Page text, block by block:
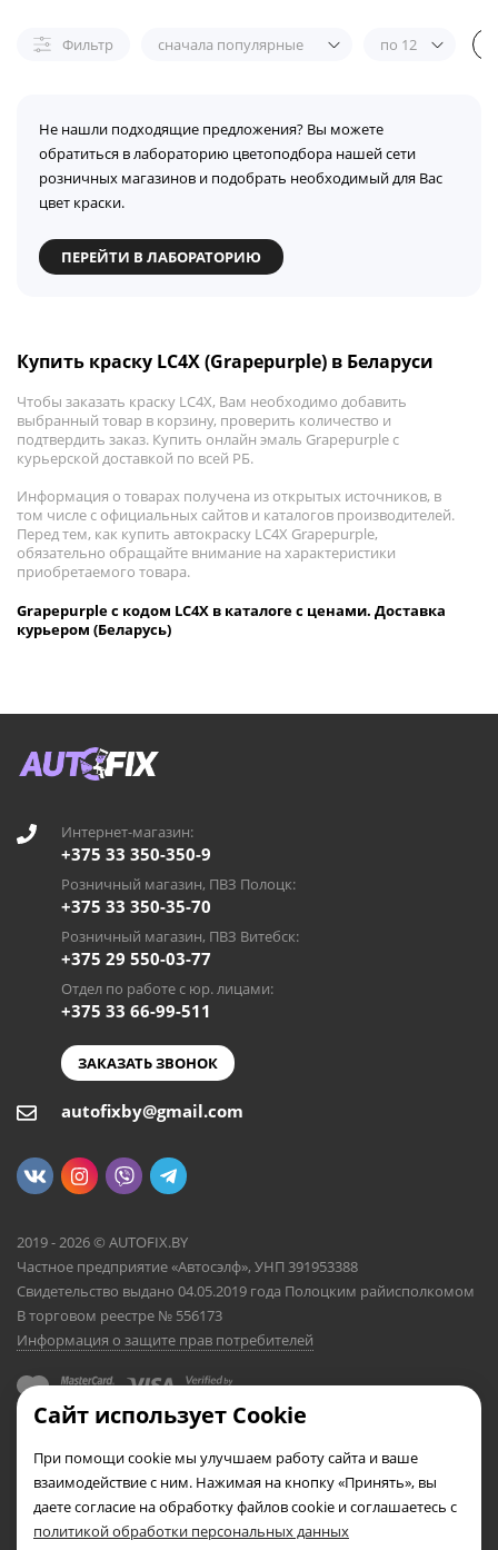
Фильтр сначала популярные по 12
Не нашли подходящие предложения? Вы можете
обратиться в лабораторию цветоподбора нашей сети
розничных магазинов и подобрать необходимый для Вас
цвет краски.
ПЕРЕЙТИ В ЛАБОРАТОРИЮ
Купить краску LC4X (Grapepurple) в Беларуси
Чтобы заказать краску LC4X, Вам необходимо добавить
выбранный товар в корзину, проверить количество и
подтвердить заказ. Купить онлайн эмаль Grapepurple с
курьерской доставкой по всей РБ.
Информация о товарах получена из открытых источников, в
том числе с официальных сайтов и каталогов производителей.
Перед тем, как купить автокраску LC4X Grapepurple,
обязательно обращайте внимание на характеристики
приобретаемого товара.
Grapepurple с кодом LC4X в каталоге с ценами. Доставка
курьером (Беларусь)
Интернет-магазин:
+375 33 350-350-9
Розничный магазин, ПВЗ Полоцк:
+375 33 350-35-70
Розничный магазин, ПВЗ Витебск:
+375 29 550-03-77
Отдел по работе с юр. лицами:
+375 33 66-99-511
ЗАКАЗАТЬ ЗВОНОК
autofixby@gmail.com
2019 - 2026 © AUTOFIX.BY
Частное предприятие «Автосэлф», УНП 391953388
Свидетельство выдано 04.05.2019 года Полоцким райисполкомом
В торговом реестре № 556173
Информация о защите прав потребителей
Сайт использует Cookie
При помощи cookie мы улучшаем работу сайта и ваше
взаимодействие с ним. Нажимая на кнопку «Принять», вы
даете согласие на обработку файлов cookie и соглашаетесь с
политикой обработки персональных данных